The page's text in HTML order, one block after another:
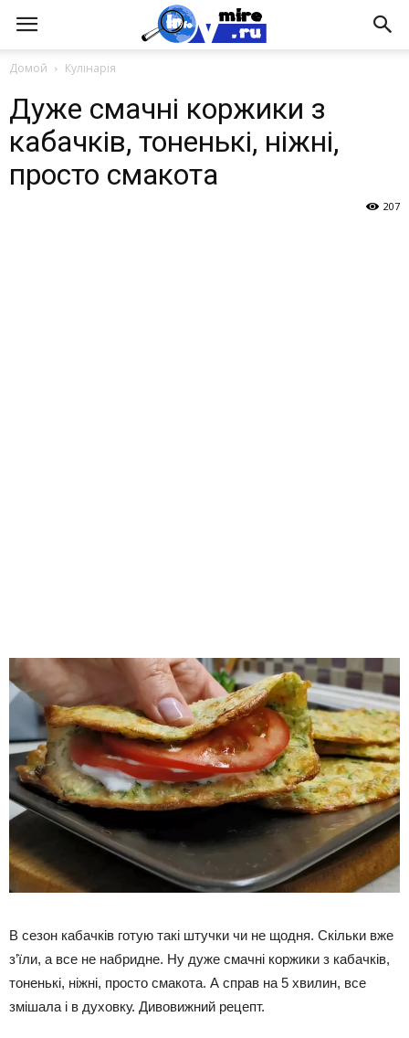
Домой Кулінарія
Дуже смачні коржики з
кабачків, тоненькі, ніжні,
просто смакота
207
В сезон кабачків готую такі штучки чи не щодня. Скільки вже
з’їли, а все не набридне. Ну дуже смачні коржики з кабачків,
тоненькі, ніжні, просто смакота. А справ на 5 хвилин, все
змішала і в духовку. Дивовижний рецепт.